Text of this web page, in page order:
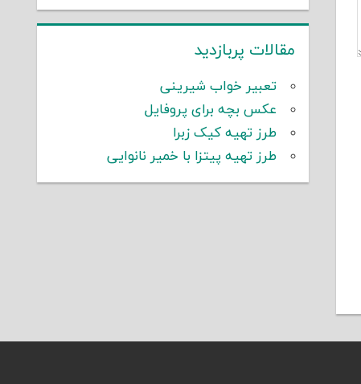
مقالات پربازدید
تعبیر خواب شیرینی
عکس بچه برای پروفایل
طرز تهیه کیک زبرا
طرز تهیه پیتزا با خمیر نانوایی